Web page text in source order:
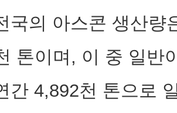
국의 아스콘 생산량
톤이며, 이 중 일반
간 4,892천 톤으로